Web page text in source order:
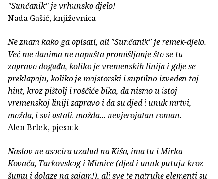
"Sunčanik" je vrhunsko djelo!
Nada Gašić, književnica
Ne znam kako ga opisati, ali "Sunčanik" je remek-djelo.
Već me danima ne napušta promišljanje što se tu
zapravo događa, koliko je vremenskih linija i gdje se
preklapaju, koliko je majstorski i suptilno izveden taj
hint, kroz pištolj i roščiće bika, da nismo u istoj
vremenskoj liniji zapravo i da su djed i unuk mrtvi,
možda, i svi ostali, možda... nevjerojatan roman.
Alen Brlek, pjesnik
Naslov ne asocira uzalud na Kiša, ima tu i Mirka
Kovača, Tarkovskog i Mimice (djed i unuk putuju kroz
šumu i dolaze na sajam!), ali sve te natruhe elementi su